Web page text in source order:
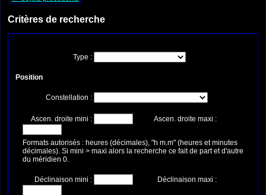
Critères de recherche
Type :
Position
Constellation :
Ascen. droite mini : Ascen. droite maxi :
Formats autorisés : heures (décimales), "h m.m" (heures et minutes
décimales). Si mini > maxi alors la recherche ce fait de part et d'autre
du méridien 0.
Déclinaison mini : Déclinaison maxi :